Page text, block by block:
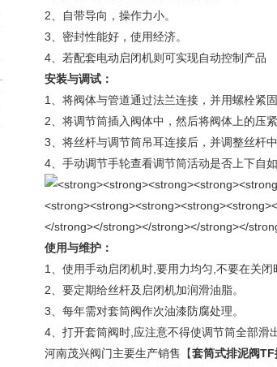
2、自带导向，操作力小。
3、密封性能好，使用经济。
4、若配套电动启闭机则可实现自动控制产品
安装与调试：
1、将阀体与管道通过法兰连接，并用螺栓紧固
2、将调节筒插入阀体中，然后将阀体上的压
3、将丝杆与调节筒吊耳连接后，并调整丝杆
4、手动调节手轮查看调节筒活动是否上下自如
使用与维护：
1、使用手动启闭机时,要用力均匀,不要在关闭
2、要定期给丝杆及启闭机加润滑油脂。
3、每年需对套筒阀作次油漆防腐处理。
4、打开套筒阀时,应注意不得使调节筒全部滑
河南茂兴阀门主要生产销售【套筒式排泥阀TF